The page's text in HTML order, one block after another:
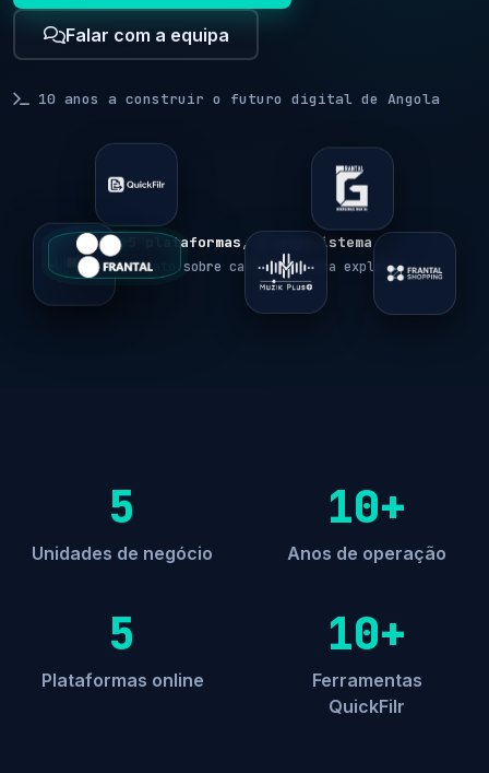
Falar com a equipa
10 anos a construir o futuro digital de Angola
5 plataformas, 1 ecossistema
Passe o rato sobre cada logo para explorar
5
Unidades de negócio
10+
Anos de operação
5
Plataformas online
10+
Ferramentas
QuickFilr